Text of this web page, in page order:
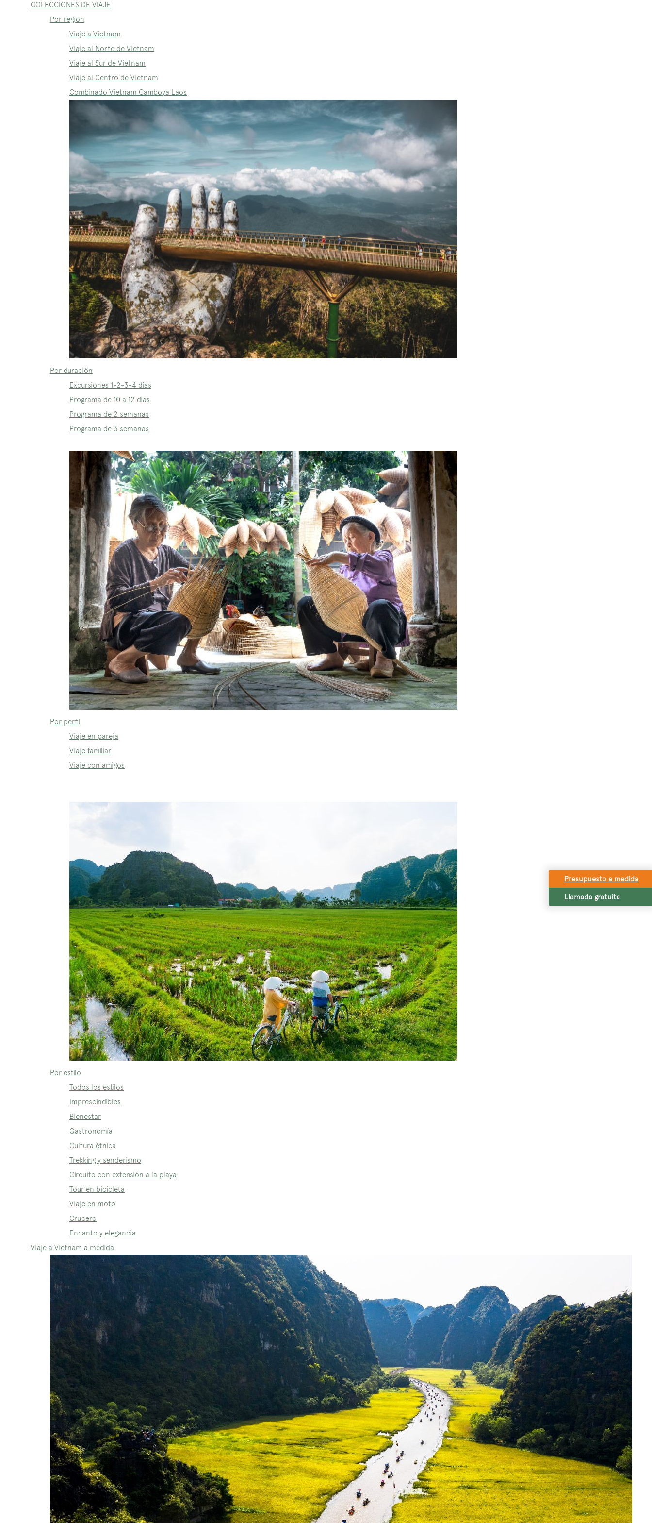
COLECCIONES DE VIAJE
Por región
Viaje a Vietnam
Viaje al Norte de Vietnam
Viaje al Sur de Vietnam
Viaje al Centro de Vietnam
Combinado Vietnam Camboya Laos
Por duración
Excursiones 1-2-3-4 días
Programa de 10 a 12 días
Programa de 2 semanas
Programa de 3 semanas
Por perfil
Viaje en pareja
Viaje familiar
Viaje con amigos
Por estilo
Todos los estilos
Imprescindibles
Bienestar
Gastronomía
Cultura étnica
Trekking y senderismo
Circuito con extensión a la playa
Tour en bicicleta
Viaje en moto
Crucero
Encanto y elegancia
Viaje a Vietnam a medida
Presupuesto a medida
Llamada gratuita